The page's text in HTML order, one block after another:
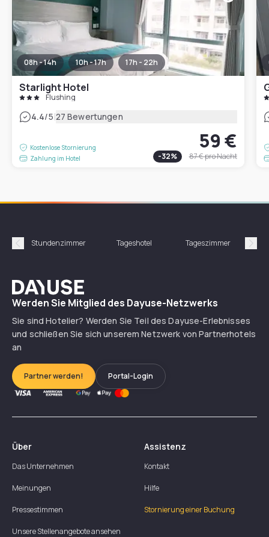
08h - 14h 10h - 17h 17h - 22h
Starlight Hotel
Flushing
4.4/5|27 Bewertungen
Kostenlose Stornierung
Zahlung im Hotel
59 €
-32% 87 €pro Nacht
Précédent
Stundenzimmer Tageshotel Tageszimmer
Dayuse
Werden Sie Mitglied des Dayuse-Netzwerks
Sie sind Hotelier? Werden Sie Teil des Dayuse-Erlebnisses
und schließen Sie sich unserem Netzwerk von Partnerhotels
an
Partner werden! Portal-Login
Über
Das Unternehmen
Meinungen
Pressestimmen
Unsere Stellenangebote ansehen
Assistenz
Kontakt
Hilfe
Stornierung einer Buchung